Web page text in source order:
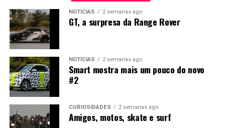
NOTÍCIAS 2 semanas ago
GT, a surpresa da Range Rover
NOTÍCIAS 2 semanas ago
Smart mostra mais um pouco do novo
#2
CURIOSIDADES 2 semanas ago
Amigos, motos, skate e surf